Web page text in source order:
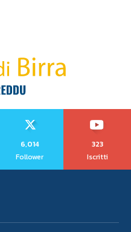
6,014
Follower
323
Iscritti